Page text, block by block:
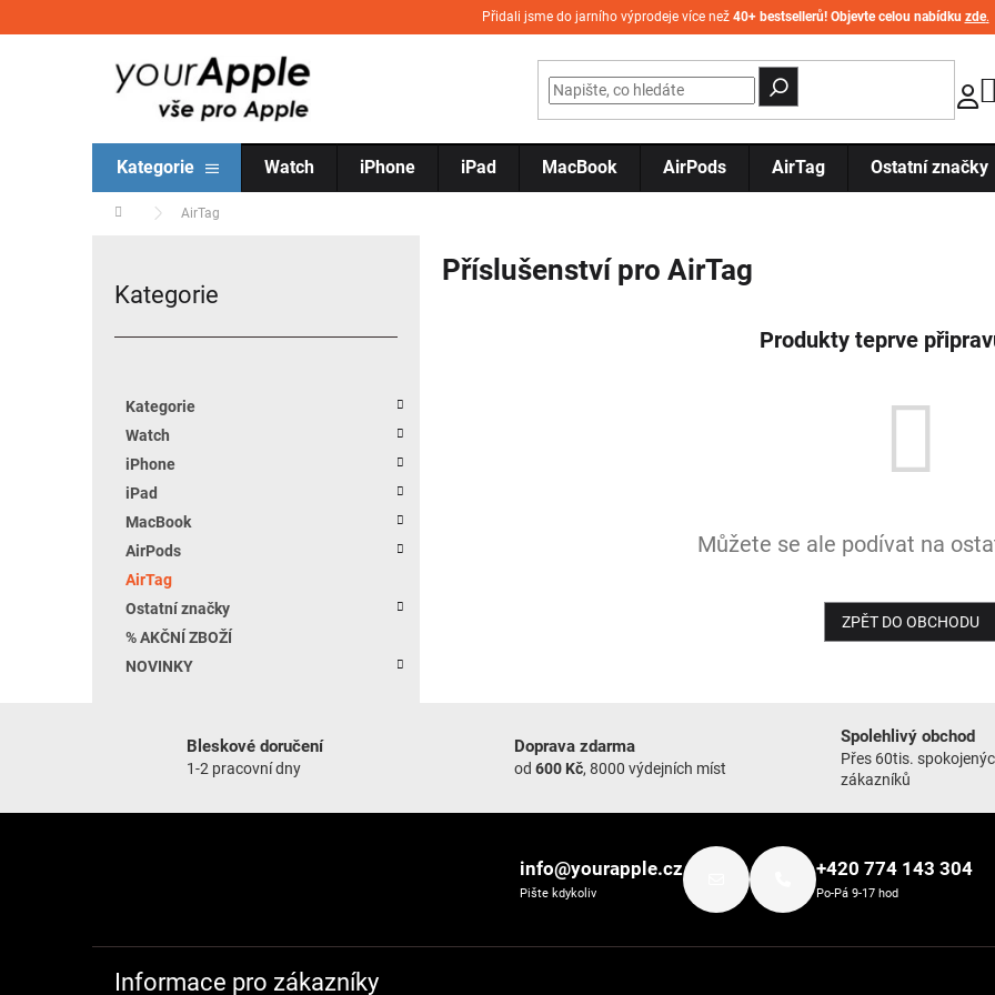
Přidali jsme do jarního výprodeje více než 40+ bestsellerů! Objevte celou nabídku zde.
Kategorie Watch iPhone iPad MacBook AirPods AirTag Ostatní značky
Domů AirTag
Přeskočit kategorie
Kategorie
Kategorie
Watch
iPhone
iPad
MacBook
AirPods
AirTag
Ostatní značky
% AKČNÍ ZBOŽÍ
NOVINKY
Příslušenství pro AirTag
Produkty teprve
Můžete se ale podívat na
ZPĚT DO OBCHODU
Bleskové doručení
1-2 pracovní dny
Doprava zdarma
od 600 Kč, 8000 výdejních míst
Spolehlivý obchod
Přes 60tis.
zákazníků
info@yourapple.cz
Pište kdykoliv
+420 774 143 304
Po-Pá 9-17 hod
Informace pro zákazníky